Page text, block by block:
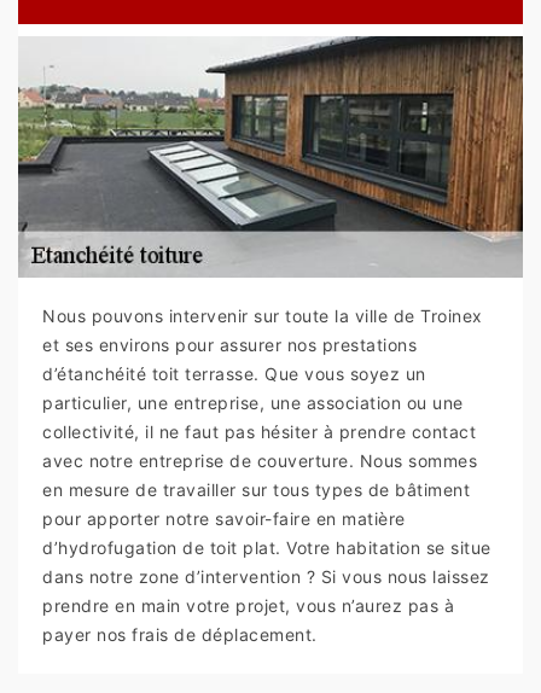
Nous pouvons intervenir sur toute la ville de Troinex
et ses environs pour assurer nos prestations
d’étanchéité toit terrasse. Que vous soyez un
particulier, une entreprise, une association ou une
collectivité, il ne faut pas hésiter à prendre contact
avec notre entreprise de couverture. Nous sommes
en mesure de travailler sur tous types de bâtiment
pour apporter notre savoir-faire en matière
d’hydrofugation de toit plat. Votre habitation se situe
dans notre zone d’intervention ? Si vous nous laissez
prendre en main votre projet, vous n’aurez pas à
payer nos frais de déplacement.